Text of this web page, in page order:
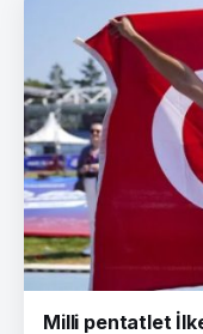
Milli pentatlet